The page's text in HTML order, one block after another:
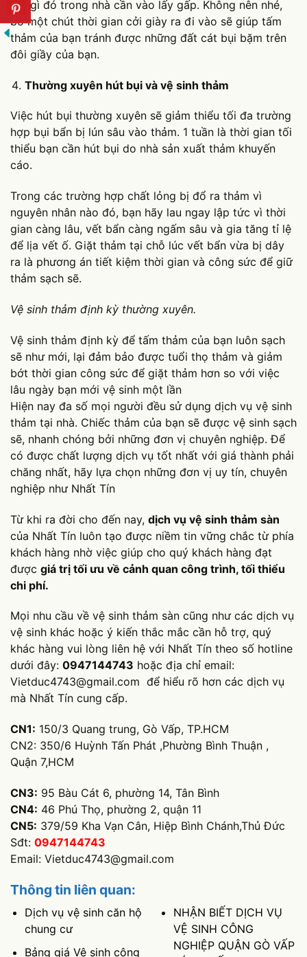
vật gì đó trong nhà cần vào lấy gấp. Không nên nhé,
bỏ một chút thời gian cởi giày ra đi vào sẽ giúp tấm
thảm của bạn tránh được những đất cát bụi bặm trên
đôi giầy của bạn.
Thường xuyên hút bụi và vệ sinh thảm
Việc hút bụi thường xuyên sẽ giảm thiểu tối đa trường
hợp bụi bẩn bị lún sâu vào thảm. 1 tuần là thời gian tối
thiểu bạn cần hút bụi do nhà sản xuất thảm khuyến
cáo.
Trong các trường hợp chất lỏng bị đổ ra thảm vì
nguyên nhân nào đó, bạn hãy lau ngay lập tức vì thời
gian càng lâu, vết bẩn càng ngấm sâu và gia tăng tỉ lệ
để lịa vết ố. Giặt thảm tại chỗ lúc vết bẩn vừa bị dây
ra là phương án tiết kiệm thời gian và công sức để giữ
thảm sạch sẽ.
Vệ sinh thảm định kỳ thường xuyên.
Vệ sinh thảm định kỳ để tấm thảm của bạn luôn sạch
sẽ như mới, lại đảm bảo được tuổi thọ thảm và giảm
bớt thời gian công sức để giặt thảm hơn so với việc
lâu ngày bạn mới vệ sinh một lần
Hiện nay đa số mọi người đều sử dụng dịch vụ vệ sinh
thảm tại nhà. Chiếc thảm của bạn sẽ được vệ sinh sạch
sẽ, nhanh chóng bởi những đơn vị chuyên nghiệp. Để
có được chất lượng dịch vụ tốt nhất với giá thành phải
chăng nhất, hãy lựa chọn những đơn vị uy tín, chuyên
nghiệp như Nhất Tín
Từ khi ra đời cho đến nay, dịch vụ vệ sinh thảm sàn
của Nhất Tín luôn tạo được niềm tin vững chắc từ phía
khách hàng nhờ việc giúp cho quý khách hàng đạt
được giá trị tối ưu về cảnh quan công trình, tối thiểu
chi phí.
Mọi nhu cầu về vệ sinh thảm sàn cũng như các dịch vụ
vệ sinh khác hoặc ý kiến thắc mắc cần hỗ trợ, quý
khác hàng vui lòng liên hệ với Nhất Tín theo số hotline
dưới đây: 0947144743 hoặc địa chỉ email:
Vietduc4743@gmail.com để hiểu rõ hơn các dịch vụ
mà Nhất Tín cung cấp.
CN1: 150/3 Quang trung, Gò Vấp, TP.HCM
CN2: 350/6 Huỳnh Tấn Phát ,Phường Bình Thuận ,
Quận 7,HCM
CN3: 95 Bàu Cát 6, phường 14, Tân Bình
CN4: 46 Phú Thọ, phường 2, quận 11
CN5: 379/59 Kha Vạn Cân, Hiệp Bình Chánh,Thủ Đức
Sđt: 0947144743
Email: Vietduc4743@gmail.com
Thông tin liên quan:
Dịch vụ vệ sinh căn hộ
chung cư
Bảng giá Vệ sinh công
NHẬN BIẾT DỊCH VỤ
VỆ SINH CÔNG
NGHIỆP QUẬN GÒ VẤP